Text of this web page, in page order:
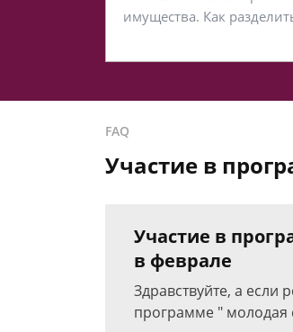
FAQ
Участие в
Участие в
в феврале
Здравствуйте, а если
программе " молодая